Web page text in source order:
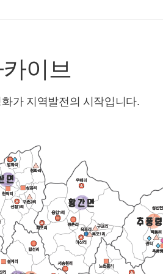
이브
가 지역발전의 시작입니다.